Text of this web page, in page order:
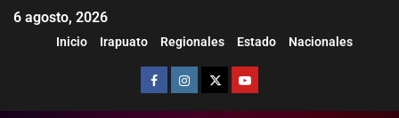
6 agosto, 2026
Inicio Irapuato Regionales Estado Nacionales